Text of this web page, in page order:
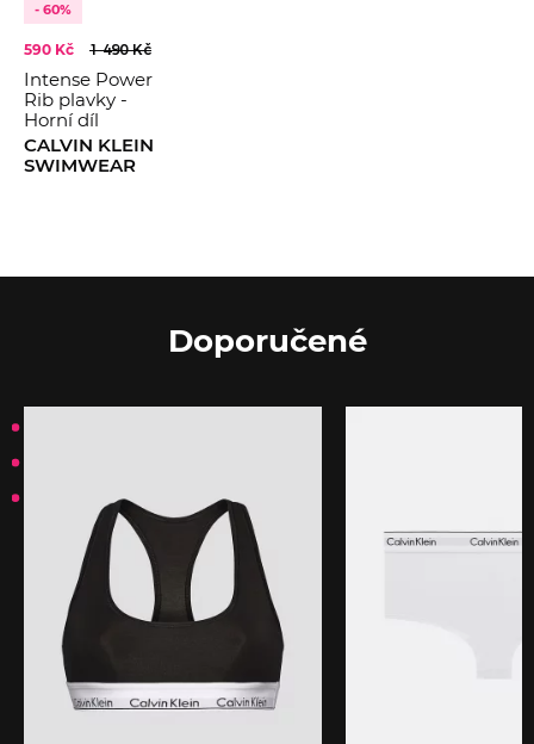
- 60%
590 Kč 1 490 Kč
Intense Power
Rib plavky -
Horní díl
CALVIN KLEIN
SWIMWEAR
Doporučené